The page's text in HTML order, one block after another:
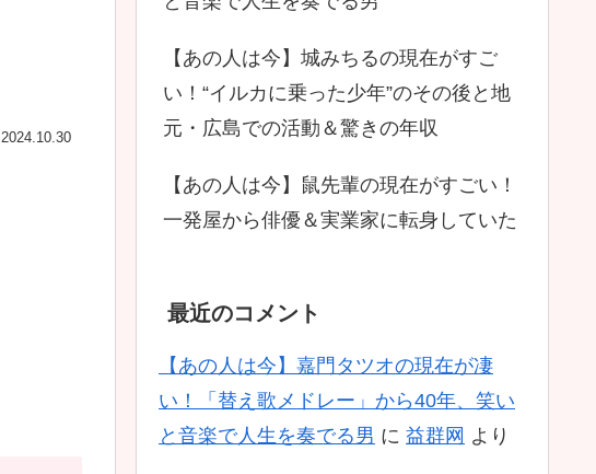
2024.10.30
【あの人は今】城みちるの現在がすご
い！“イルカに乗った少年”のその後と地
元・広島での活動＆驚きの年収
【あの人は今】鼠先輩の現在がすごい！
一発屋から俳優＆実業家に転身していた
最近のコメント
【あの人は今】嘉門タツオの現在が凄
い！「替え歌メドレー」から40年、笑い
と音楽で人生を奏でる男 に 益群网 より